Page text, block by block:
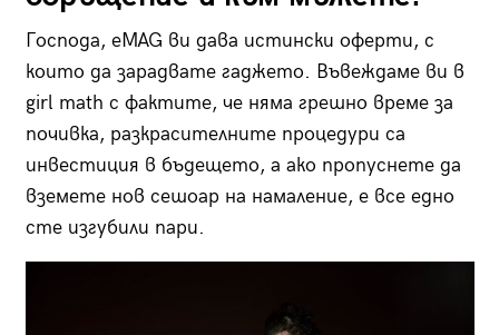
Господа, eMAG ви дава истински оферти, с
които да зарадвате гаджето. Въвеждаме ви в
girl math с фактите, че няма грешно време за
почивка, разкрасителните процедури са
инвестиция в бъдещето, а ако пропуснете да
вземете нов сешоар на намаление, е все едно
сте изгубили пари.